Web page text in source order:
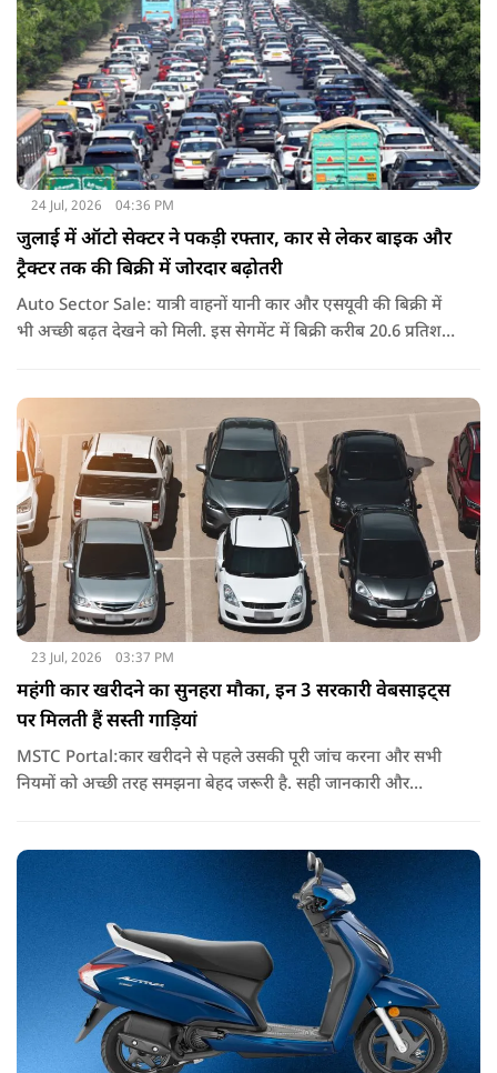
24 Jul, 2026 04:36 PM
जुलाई में ऑटो सेक्टर ने पकड़ी रफ्तार, कार से लेकर बाइक और
ट्रैक्टर तक की बिक्री में जोरदार बढ़ोतरी
Auto Sector Sale: यात्री वाहनों यानी कार और एसयूवी की बिक्री में
भी अच्छी बढ़त देखने को मिली. इस सेगमेंट में बिक्री करीब 20.6 प्रतिशत
23 Jul, 2026 03:37 PM
महंगी कार खरीदने का सुनहरा मौका, इन 3 सरकारी वेबसाइट्स
पर मिलती हैं सस्ती गाड़ियां
MSTC Portal:कार खरीदने से पहले उसकी पूरी जांच करना और सभी
नियमों को अच्छी तरह समझना बेहद जरूरी है. सही जानकारी और